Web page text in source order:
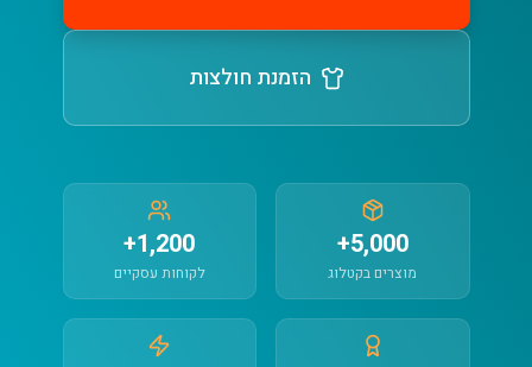
הזמנת חולצות
5,000+
מוצרים בקטלוג
1,200+
לקוחות עסקיים